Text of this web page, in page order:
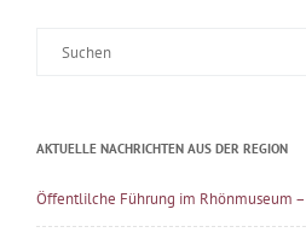
AKTUELLE NACHRICHTEN AUS DER REGION
Öffentlilche Führung im Rhönmuseum